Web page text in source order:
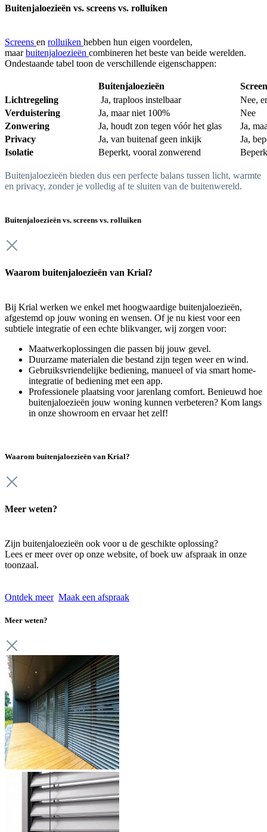
Buitenjaloezieën vs. screens vs. rolluiken
Screens en rolluiken hebben hun eigen voordelen,
maarbuitenjaloezieën combineren het beste van beide werelden.
Ondestaande tabel toon de verschillende eigenschappen:
Buitenjaloezieën
Lichtregeling
Ja, traploos instelbaar
Nee,
Verduistering
Ja, maar niet 100%
Nee
Zonwering
Ja, houdt zon tegen vóór het glas
Ja,
Privacy
Ja, van buitenaf geen inkijk
Ja,
Isolatie
Beperkt, vooral zonwerend
Buitenjaloezieën bieden dus een perfecte balans tussen licht, warmte
en privacy, zonder je volledig af te sluiten van de buitenwereld.
Buitenjaloezieën vs. screens vs. rolluiken
Waarom buitenjaloezieën van Krial?
Bij Krial werken we enkel met hoogwaardige buitenjaloezieën,
afgestemd op jouw woning en wensen. Of je nu kiest voor een
subtiele integratie of een echte blikvanger, wij zorgen voor:
Maatwerkoplossingen die passen bij jouw gevel.
Duurzame materialen die bestand zijn tegen weer en wind.
Gebruiksvriendelijke bediening, manueel of via smart home-
integratie of bediening met een app.
Professionele plaatsing voor jarenlang comfort. Benieuwd hoe
buitenjaloezieën jouw woning kunnen verbeteren? Kom langs
in onze showroom en ervaar het zelf!
Waarom buitenjaloezieën van Krial?
Meer weten?
Zijn buitenjaloezieën ook voor u de geschikte oplossing?
Lees er meer over op onze website, of boek uw afspraak in onze
toonzaal.
Ontdek meer Maak een afspraak
Meer weten?